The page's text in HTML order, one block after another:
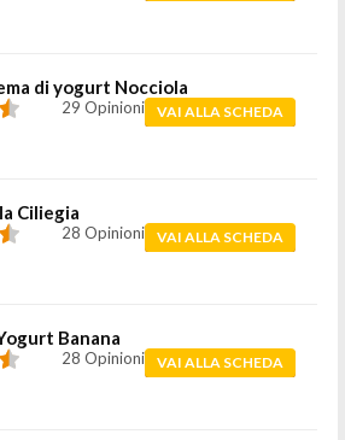
di yogurt Nocciola
29 Opinioni VAI ALLA SCHEDA
Ciliegia
28 Opinioni VAI ALLA SCHEDA
Banana
28 Opinioni VAI ALLA SCHEDA